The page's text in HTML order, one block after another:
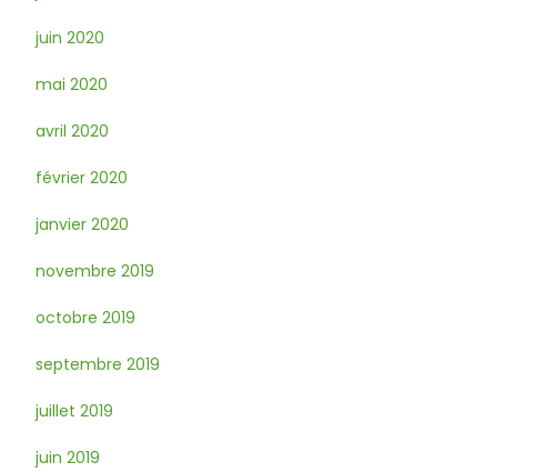
juin 2020
mai 2020
avril 2020
février 2020
janvier 2020
novembre 2019
octobre 2019
septembre 2019
juillet 2019
juin 2019